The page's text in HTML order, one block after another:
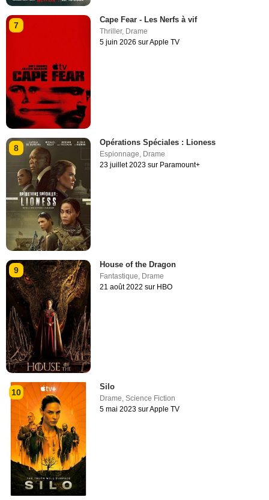
7
Cape Fear - Les Nerfs à vif
Thriller, Drame
5 juin 2026 sur Apple TV
8
Opérations Spéciales : Lioness
Espionnage Drame
23 juillet 2023 sur Paramount+
9
House of the Dragon
Fantastique, Drame
21 août 2022 sur HBO
10
Silo
Drame,Science Fiction
5 mai 2023 sur Apple TV